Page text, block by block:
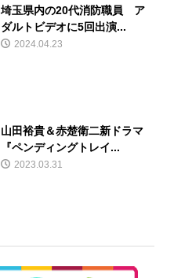
埼玉県内の20代消防職員 ア
ダルトビデオに5回出演...
2024.04.23
山田裕貴＆赤楚衛二新ドラマ
『ペンディングトレイ...
2023.03.31